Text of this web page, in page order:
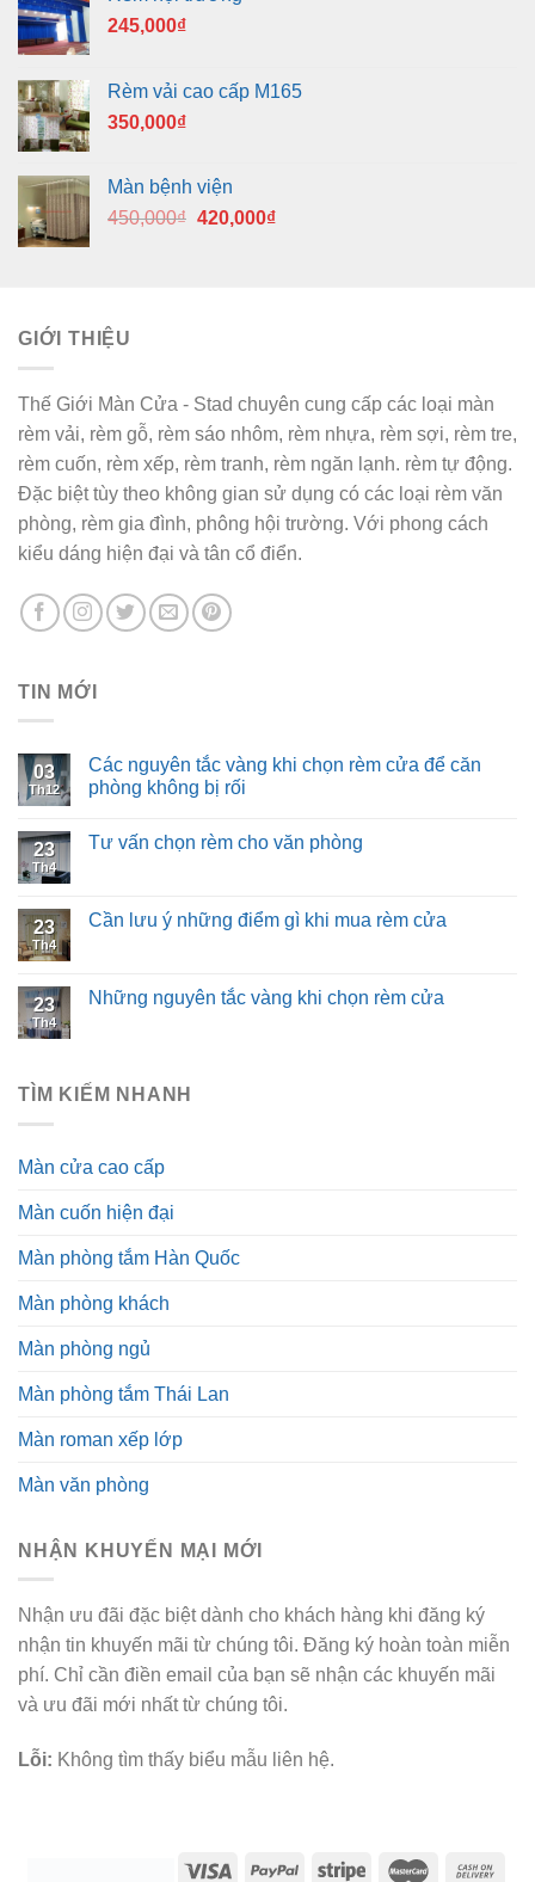
245,000₫
Rèm vải cao cấp M165
350,000₫
Màn bệnh viện
450,000₫ Giá
420,000₫Giá
GIỚI THIỆU
Thế Giới Màn Cửa - Stad chuyên cung cấp các loại màn
rèm vải, rèm gỗ, rèm sáo nhôm, rèm nhựa, rèm sợi, rèm tre,
rèm cuốn, rèm xếp, rèm tranh, rèm ngăn lạnh. rèm tự động.
Đặc biệt tùy theo không gian sử dụng có các loại rèm văn
phòng, rèm gia đình, phông hội trường. Với phong cách
kiểu dáng hiện đại và tân cổ điển.
TIN MỚI
03
Th12
Các nguyên tắc vàng khi chọn rèm cửa để căn
phòng không bị rối
23
Th4
Tư vấn chọn rèm cho văn phòng
23
Th4
Cần lưu ý những điểm gì khi mua rèm cửa
23
Th4
Những nguyên tắc vàng khi chọn rèm cửa
TÌM KIẾM NHANH
Màn cửa cao cấp
Màn cuốn hiện đại
Màn phòng tắm Hàn Quốc
Màn phòng khách
Màn phòng ngủ
Màn phòng tắm Thái Lan
Màn roman xếp lớp
Màn văn phòng
NHẬN KHUYẾN MẠI MỚI
Nhận ưu đãi đặc biệt dành cho khách hàng khi đăng ký
nhận tin khuyến mãi từ chúng tôi. Đăng ký hoàn toàn miễn
phí. Chỉ cần điền email của bạn sẽ nhận các khuyến mãi
và ưu đãi mới nhất từ chúng tôi.
Lỗi: Không tìm thấy biểu mẫu liên hệ.